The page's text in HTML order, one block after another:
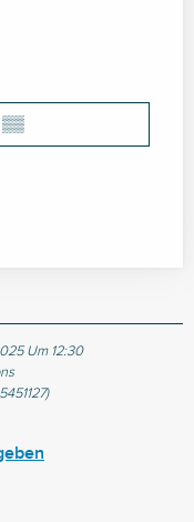
▒▒
Um 12:30
5451127)